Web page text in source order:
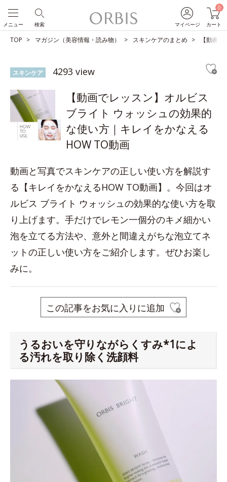
マイページ
0
カート
検索
メニュー
TOP マガジン（美容情報・読み物） スキンケアのまとめ 【動画
スキンケア 4293 view
【動画でレッスン】オルビス
ブライト ウォッシュの効果的
な使い方｜キレイをかなえる
HOW TO動画
動画と写真でスキンケアの正しい使い方を解説す
る【キレイをかなえるHOW TO動画】。今回はオ
ルビス ブライト ウォッシュの効果的な使い方を取
り上げます。手だけでレモン一個分のキメ細かい
泡を立てる方法や、意外と間違えがちな泡立てネ
ットの正しい使い方をご紹介します。ぜひお楽し
みに。
この記事をお気に入りに追加
うるおいを守りながらくすみ*1によ
る汚れを取り除く洗顔料